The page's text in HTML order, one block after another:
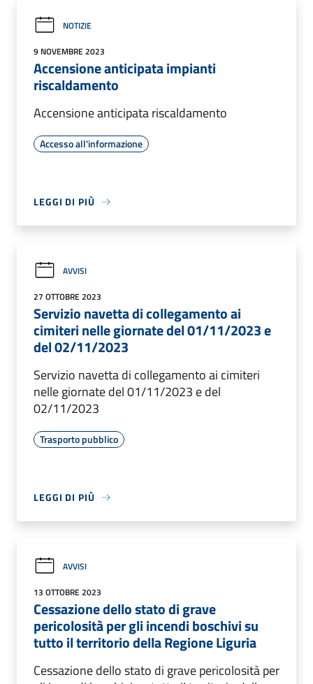
NOTIZIE
9 NOVEMBRE 2023
Accensione anticipata impianti
riscaldamento
Accensione anticipata riscaldamento
Accesso all'informazione
LEGGI DI PIÙ
AVVISI
27 OTTOBRE 2023
Servizio navetta di collegamento ai
cimiteri nelle giornate del 01/11/2023 e
del 02/11/2023
Servizio navetta di collegamento ai cimiteri
nelle giornate del 01/11/2023 e del
02/11/2023
Trasporto pubblico
LEGGI DI PIÙ
AVVISI
13 OTTOBRE 2023
Cessazione dello stato di grave
pericolosità per gli incendi boschivi su
tutto il territorio della Regione Liguria
Cessazione dello stato di grave pericolosità per